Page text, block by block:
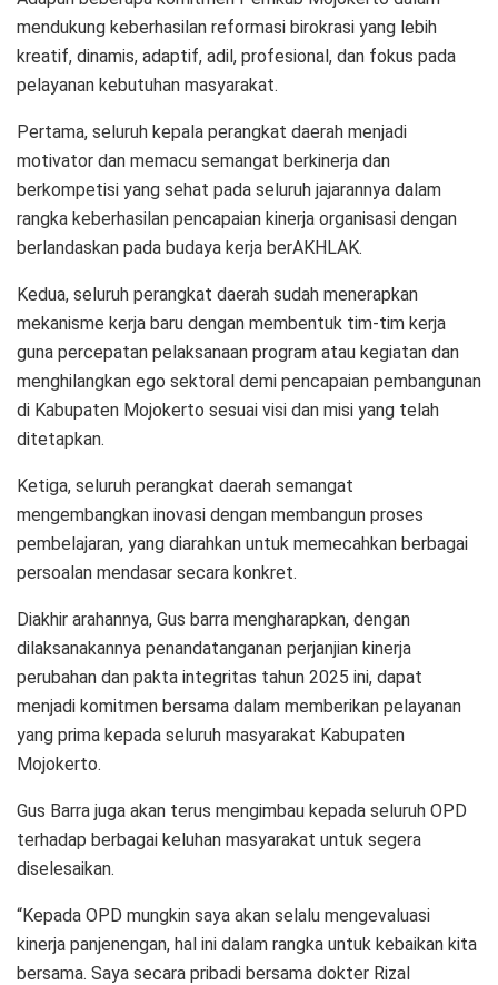
mendukung keberhasilan reformasi birokrasi yang lebih
kreatif, dinamis, adaptif, adil, profesional, dan fokus pada
pelayanan kebutuhan masyarakat.
Pertama, seluruh kepala perangkat daerah menjadi
motivator dan memacu semangat berkinerja dan
berkompetisi yang sehat pada seluruh jajarannya dalam
rangka keberhasilan pencapaian kinerja organisasi dengan
berlandaskan pada budaya kerja berAKHLAK.
Kedua, seluruh perangkat daerah sudah menerapkan
mekanisme kerja baru dengan membentuk tim-tim kerja
guna percepatan pelaksanaan program atau kegiatan dan
menghilangkan ego sektoral demi pencapaian pembangunan
di Kabupaten Mojokerto sesuai visi dan misi yang telah
ditetapkan.
Ketiga, seluruh perangkat daerah semangat
mengembangkan inovasi dengan membangun proses
pembelajaran, yang diarahkan untuk memecahkan berbagai
persoalan mendasar secara konkret.
Diakhir arahannya, Gus barra mengharapkan, dengan
dilaksanakannya penandatanganan perjanjian kinerja
perubahan dan pakta integritas tahun 2025 ini, dapat
menjadi komitmen bersama dalam memberikan pelayanan
yang prima kepada seluruh masyarakat Kabupaten
Mojokerto.
Gus Barra juga akan terus mengimbau kepada seluruh OPD
terhadap berbagai keluhan masyarakat untuk segera
diselesaikan.
“Kepada OPD mungkin saya akan selalu mengevaluasi
kinerja panjenengan, hal ini dalam rangka untuk kebaikan kita
bersama. Saya secara pribadi bersama dokter Rizal